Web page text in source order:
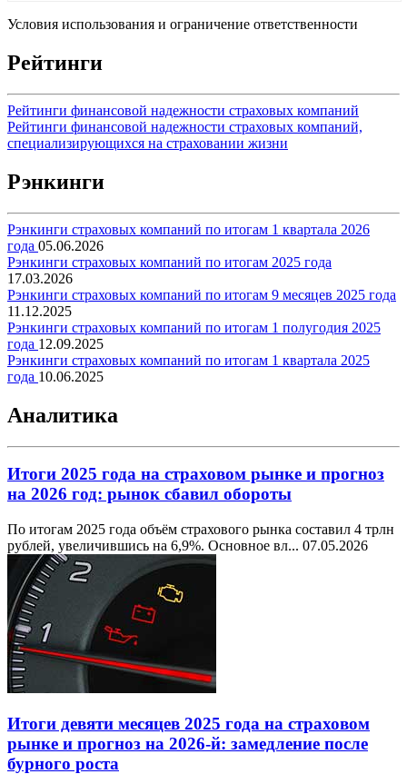
Условия использования и ограничение ответственности
Рейтинги
Рейтинги финансовой надежности страховых компаний
Рейтинги финансовой надежности страховых компаний,
специализирующихся на страховании жизни
Рэнкинги
Рэнкинги страховых компаний по итогам 1 квартала 2026
года 05.06.2026
Рэнкинги страховых компаний по итогам 2025 года
17.03.2026
Рэнкинги страховых компаний по итогам 9 месяцев 2025 года
11.12.2025
Рэнкинги страховых компаний по итогам 1 полугодия 2025
года 12.09.2025
Рэнкинги страховых компаний по итогам 1 квартала 2025
года 10.06.2025
Аналитика
Итоги 2025 года на страховом рынке и прогноз
на 2026 год: рынок сбавил обороты
По итогам 2025 года объём страхового рынка составил 4 трлн
рублей, увеличившись на 6,9%. Основное вл... 07.05.2026
Итоги девяти месяцев 2025 года на страховом
рынке и прогноз на 2026-й: замедление после
бурного роста